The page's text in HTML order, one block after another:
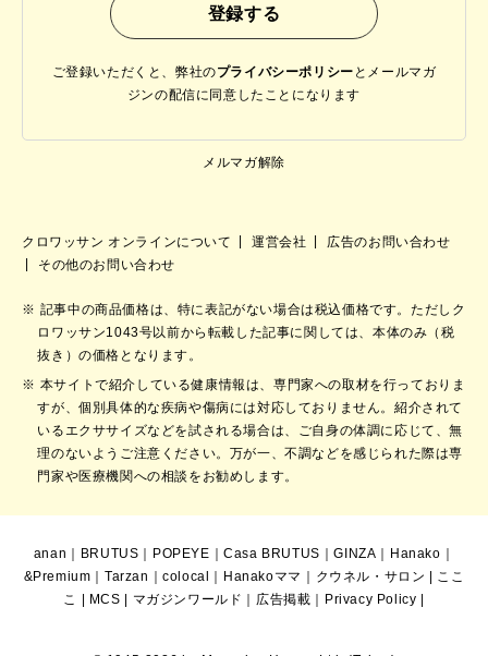
ご登録いただくと、弊社のプライバシーポリシー と メールマガ
ジンの配信に同意したことになります
メルマガ解除
クロワッサン オンラインについて 運営会社
広告のお問い合わせ
その他のお問い合わせ
記事中の商品価格は、特に表記がない場合は税込価格です。ただしク
ロワッサン1043号以前から転載した記事に関しては、本体のみ（税
抜き）の価格となります。
本サイトで紹介している健康情報は、専門家への取材を行っておりま
すが、個別具体的な疾病や傷病には対応しておりません。紹介されて
いるエクササイズなどを試される場合は、ご自身の体調に応じて、無
理のないようご注意ください。万が一、不調などを感じられた際は専
門家や医療機関への相談をお勧めします。
anan BRUTUS POPEYE ｜Casa BRUTUS ｜GINZA Hanako
&Premium ｜Tarzan ｜colocal Hanakoママ クウネル・サロン
ここ
こ
MCS マガジンワールド 広告掲載 Privacy Policy